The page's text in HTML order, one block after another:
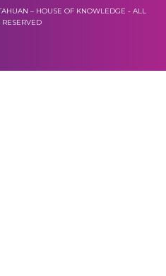
– HOUSE OF KNOWLEDGE - ALL
RESERVED